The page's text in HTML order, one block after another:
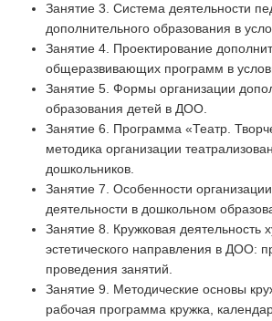
Занятие 3. Система деятельности
дополнительного образования в
Занятие 4. Проектирование
общеразвивающих программ в
Занятие 5. Формы организации
образования детей в ДОО.
Занятие 6. Программа «Театр.
методика организации
дошкольников.
Занятие 7. Особенности
деятельности в дошкольном
Занятие 8. Кружковая деятельность
эстетического направления в ДОО:
проведения занятий.
Занятие 9. Методические основы
рабочая программа кружка,